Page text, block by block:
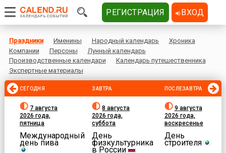
Праздники Именины Народный календарь
Хроника
Компании
Персоны
Лунный календарь
Производственные календари
Календарь путешественника
Экспертные материалы
СЕГОДНЯ
7 августа
2026 года,
пятница
Международный
день пива
ЗАВТРА
8 августа
2026 года,
суббота
День
физкультурника
в России
ПОСЛЕЗАВТРА
9 августа
2026 года,
воскресенье
День
строителя
РЕГИСТРАЦИЯ ВХОД